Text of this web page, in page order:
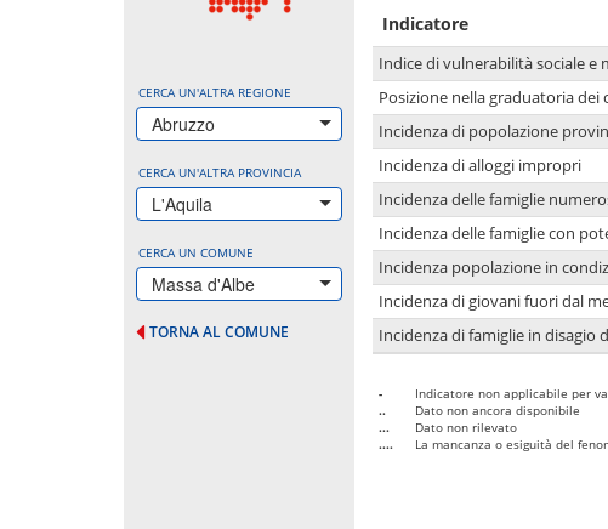
CERCA UN'ALTRA REGIONE
Abruzzo
CERCA UN'ALTRA PROVINCIA
L'Aquila
CERCA UN COMUNE
Massa d'Albe
TORNA AL COMUNE
Indicatore
Indice di vulnerabilità sociale e
Posizione nella graduatoria
Incidenza di popolazione
Incidenza di alloggi impropri
Incidenza delle famiglie
Incidenza delle famiglie con
Incidenza popolazione in
Incidenza di giovani fuori dal
Incidenza di famiglie in disagio
-
Indicatore non applicabile per
..
Dato non ancora disponibile
...
Dato non rilevato
....
La mancanza o esiguità del